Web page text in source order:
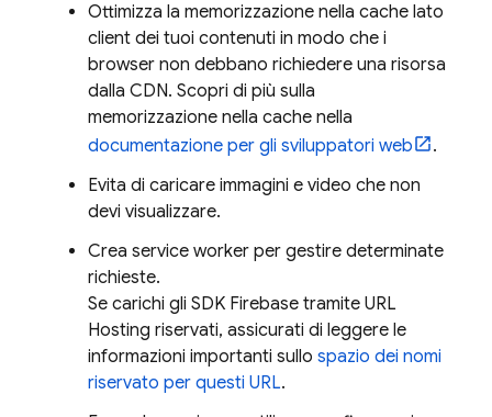
Ottimizza la memorizzazione nella cache lato
client dei tuoi contenuti in modo che i
browser non debbano richiedere una risorsa
dalla CDN. Scopri di più sulla
memorizzazione nella cache nella
documentazione per gli sviluppatori web
.
Evita di caricare immagini e video che non
devi visualizzare.
Crea service worker per gestire determinate
richieste.
Se carichi gli SDK Firebase tramite URL
Hosting riservati, assicurati di leggere le
informazioni importanti sullo spazio dei nomi
riservato per questi URL.